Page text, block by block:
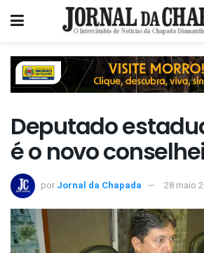
Deputado
é o novo
por Jornal da Chapada 28 maio